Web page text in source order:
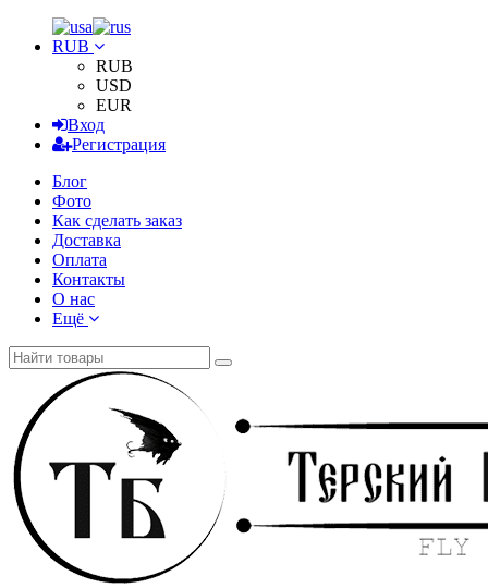
RUB
RUB
USD
EUR
Вход
Регистрация
Блог
Фото
Как сделать заказ
Доставка
Оплата
Контакты
О нас
Ещё